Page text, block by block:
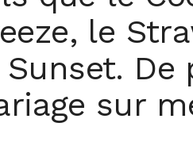
le
Sunset.
sur